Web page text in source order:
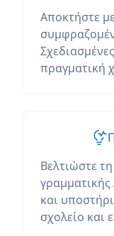
Αποκτήστε
πραγματική
Βελτιώστε
και
σχολείο και